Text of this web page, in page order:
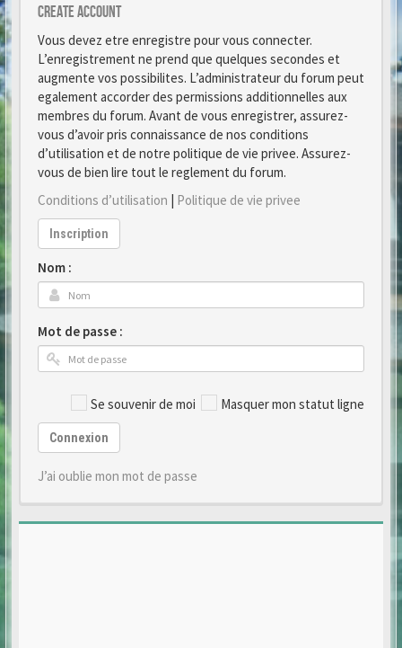
Create account
Vous devez etre enregistre pour vous connecter.
L’enregistrement ne prend que quelques secondes et
augmente vos possibilites. L’administrateur du forum peut
egalement accorder des permissions additionnelles aux
membres du forum. Avant de vous enregistrer, assurez-
vous d’avoir pris connaissance de nos conditions
d’utilisation et de notre politique de vie privee. Assurez-
vous de bien lire tout le reglement du forum.
Conditions d’utilisation | Politique de vie privee
Inscription
Nom :
Mot de passe :
Se souvenir de moi Masquer mon statut ligne
Connexion
J’ai oublie mon mot de passe